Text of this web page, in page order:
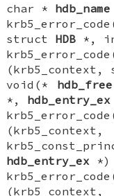
char * hdb_name
struct HDB *,
(krb5_context,
void(* hdb_free
*, hdb_entry_ex
hdb_entry_ex *)